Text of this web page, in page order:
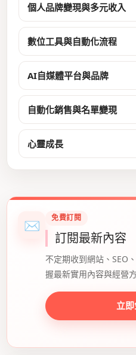
個人品牌變現與多元收入
數位工具與自動化流程
AI自媒體平台與品牌
自動化銷售與名單變現
心靈成長
✉ 免費訂閱
訂閱最新內容
不定期收到網站、SEO
握最新實用內容與經營
立